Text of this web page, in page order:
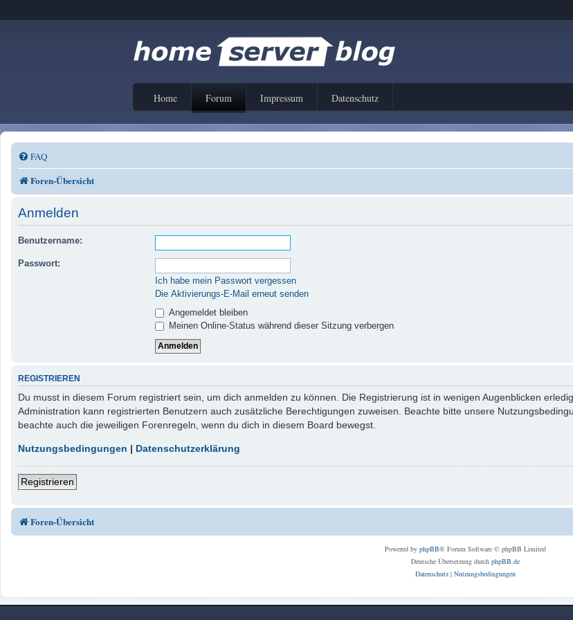
Home Forum Impressum Datenschutz
FAQ
Foren-Übersicht
Anmelden
Benutzername:
Passwort:
Ich habe mein Passwort vergessen
Die Aktivierungs-E-Mail erneut senden
Angemeldet bleiben
Meinen Online-Status während dieser Sitzung verbergen
REGISTRIEREN
Du musst in diesem Forum registriert sein, um dich anmelden zu können. Die Registrierung ist in wenigen Augenblicken
Administration kann registrierten Benutzern auch zusätzliche Berechtigungen zuweisen. Beachte bitte unsere
beachte auch die jeweiligen Forenregeln, wenn du dich in diesem Board bewegst.
Nutzungsbedingungen | Datenschutzerklärung
Registrieren
Foren-Übersicht
Powered by phpBB® Forum Software © phpBB Limited
Deutsche Übersetzung durch phpBB.de
Datenschutz| Nutzungsbedingungen